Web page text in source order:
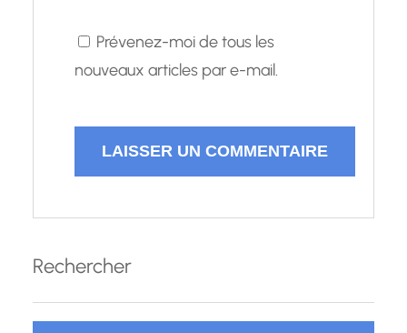
Prévenez-moi de tous les
nouveaux articles par e-mail.
Rechercher